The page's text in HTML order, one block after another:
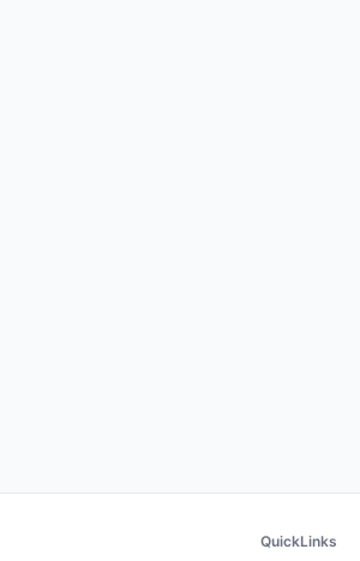
QuickLinks